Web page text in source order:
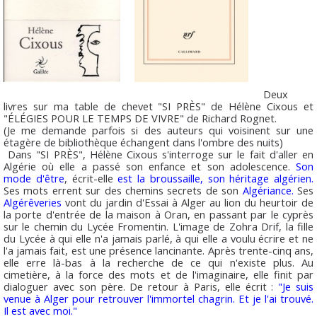
Deux
livres sur ma table de chevet "SI PRÈS" de Hélène Cixous et
"ÉLÉGIES POUR LE TEMPS DE VIVRE" de Richard Rognet.
(Je me demande parfois si des auteurs qui voisinent sur une
étagère de bibliothèque échangent dans l'ombre des nuits)
Dans "SI PRÈS", Hélène Cixous s'interroge sur le fait d'aller en
Algérie où elle a passé son enfance et son adolescence. Son
mode d'être, écrit-elleest la broussaille, son héritage algérien.
Ses mots errent sur des chemins secrets de son Algériance. Ses
Algérêveries vont du jardin d'Essai à Alger au lion du heurtoir de
la porte d'entrée de la maison à Oran, en passant par le cyprès
sur le chemin du Lycée Fromentin. L'image de Zohra Drif, la fille
du Lycée à qui elle n'a jamais parlé, à qui elle a voulu écrire et ne
l'a jamais fait, est une présence lancinante. Après trente-cinq ans,
elle erre là-bas à la recherche de ce qui n'existe plus. Au
cimetière, à la force des mots et de l'imaginaire, elle finit par
dialoguer avec son père. De retour à Paris, elle écrit : "Je suis
venue à Alger pour retrouver l'immortel chagrin. Et je l'ai trouvé.
Il est avec moi."